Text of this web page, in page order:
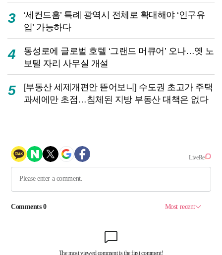
3
‘세컨드홈’ 특례 광역시 전체로 확대해야 ‘인구유
입’ 가능하다
4
동성로에 글로벌 호텔 ‘그랜드 머큐어’ 오나…옛 노
보텔 자리 사무실 개설
5
[부동산 세제개편안 뜯어보니] 수도권 초고가 주택
과세에만 초점…침체된 지방 부동산 대책은 없다